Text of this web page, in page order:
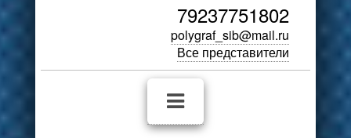
79237751802
polygraf_sib@mail.ru
Все представители